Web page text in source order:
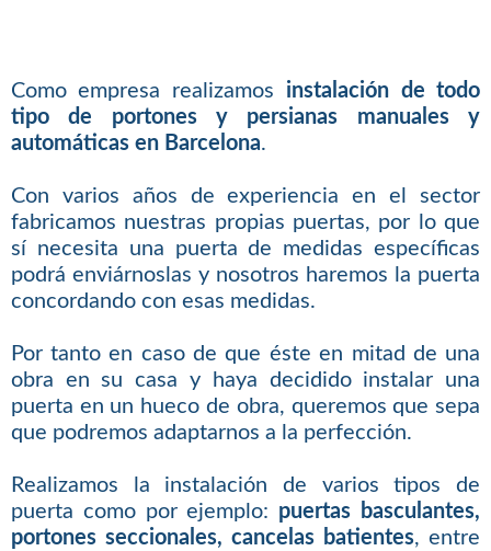
Como empresa realizamos instalación de todo
tipo de portones y persianas manuales y
automáticas en Barcelona.
Con varios años de experiencia en el sector
fabricamos nuestras propias puertas, por lo que
sí necesita una puerta de medidas específicas
podrá enviárnoslas y nosotros haremos la puerta
concordando con esas medidas.
Por tanto en caso de que éste en mitad de una
obra en su casa y haya decidido instalar una
puerta en un hueco de obra, queremos que sepa
que podremos adaptarnos a la perfección.
Realizamos la instalación de varios tipos de
puerta como por ejemplo: puertas basculantes,
portones seccionales, cancelas batientes, entre